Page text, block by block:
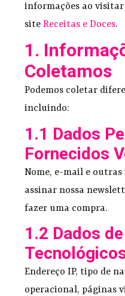
informações ao
siteReceitas e Doces.
1.
Coletamos
Podemos coletar
incluindo:
1.1 Dados
Fornecidos
Nome, e-mail e
assinar nossa
fazer uma compra.
1.2 Dados
Endereço IP, tipo de
operacional, páginas